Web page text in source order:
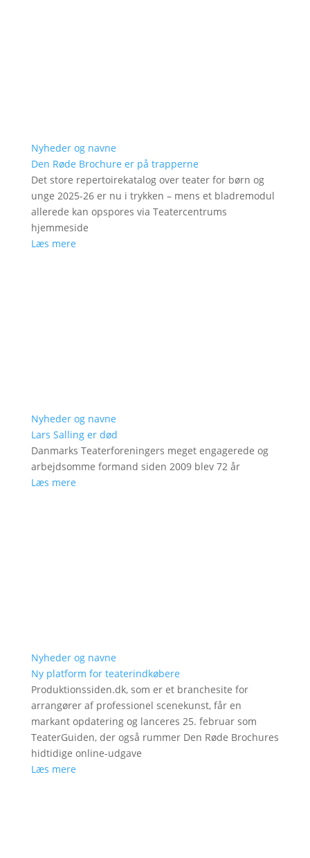
Nyheder og navne
Den Røde Brochure er på trapperne
Det store repertoirekatalog over teater for børn og
unge 2025-26 er nu i trykken – mens et bladremodul
allerede kan opspores via Teatercentrums
hjemmeside
Læs mere
Nyheder og navne
Lars Salling er død
Danmarks Teaterforeningers meget engagerede og
arbejdsomme formand siden 2009 blev 72 år
Læs mere
Nyheder og navne
Ny platform for teaterindkøbere
Produktionssiden.dk, som er et branchesite for
arrangører af professionel scenekunst, får en
markant opdatering og lanceres 25. februar som
TeaterGuiden, der også rummer Den Røde Brochures
hidtidige online-udgave
Læs mere